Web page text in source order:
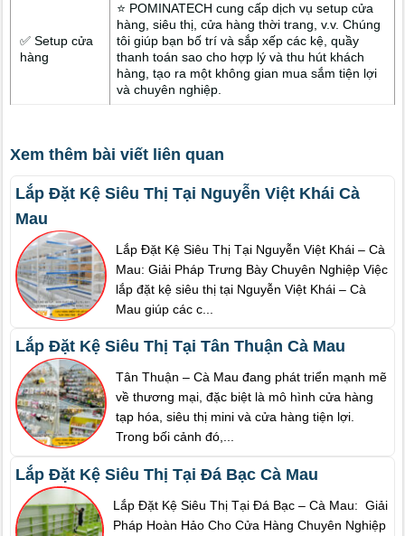
✅ Setup cửa
hàng
⭐ POMINATECH cung cấp dịch vụ setup cửa
hàng, siêu thị, cửa hàng thời trang, v.v. Chúng
tôi giúp bạn bố trí và sắp xếp các kệ, quầy
thanh toán sao cho hợp lý và thu hút khách
hàng, tạo ra một không gian mua sắm tiện lợi
và chuyên nghiệp.
Xem thêm bài viết liên quan
Lắp Đặt Kệ Siêu Thị Tại Nguyễn Việt Khái Cà
Mau
Lắp Đặt Kệ Siêu Thị Tại Nguyễn Việt Khái – Cà
Mau: Giải Pháp Trưng Bày Chuyên Nghiệp Việc
lắp đặt kệ siêu thị tại Nguyễn Việt Khái – Cà
Mau giúp các c...
Lắp Đặt Kệ Siêu Thị Tại Tân Thuận Cà Mau
Tân Thuận – Cà Mau đang phát triển mạnh mẽ
về thương mại, đặc biệt là mô hình cửa hàng
tạp hóa, siêu thị mini và cửa hàng tiện lợi.
Trong bối cảnh đó,...
Lắp Đặt Kệ Siêu Thị Tại Đá Bạc Cà Mau
Lắp Đặt Kệ Siêu Thị Tại Đá Bạc – Cà Mau: Giải
Pháp Hoàn Hảo Cho Cửa Hàng Chuyên Nghiệp